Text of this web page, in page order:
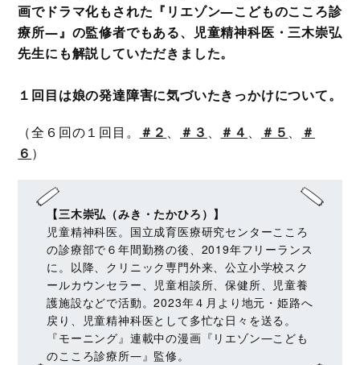
画でドラマ化もされた『リエゾン―こどものこころ診
療所―』の監修者でもある、児童精神科医・三木崇弘
先生にも解説していただきました。
１回目は娘の発達障害に気づいたきっかけについて。
（全６回の１回目。
＃２ 、 ＃３ 、 ＃４ 、 ＃５ 、
＃
６ ）
【三木崇弘（みき・たかひろ）】
児童精神科医。国立成育医療研究センターこころ
の診療部で６年間勤務の後、2019年フリーランス
に。以降、クリニック専門外来、公立小学校スク
ールカウンセラー、児童相談所、保健所、児童養
護施設などで活動。2023年４月より地元・姫路へ
戻り、児童精神科医として多忙な日々を送る。
『モーニング』連載中の漫画『リエゾン―こども
のこころ診療所―』監修。